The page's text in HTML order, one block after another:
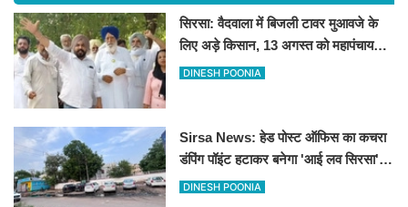
सिरसा: वैदवाला में बिजली टावर मुआवजे के
लिए अड़े किसान, 13 अगस्त को महापंचायत
का ऐलान
DINESH POONIA
Sirsa News: हेड पोस्ट ऑफिस का कचरा
डंपिंग पॉइंट हटाकर बनेगा 'आई लव सिरसा'
सेल्फी पॉइंट
DINESH POONIA